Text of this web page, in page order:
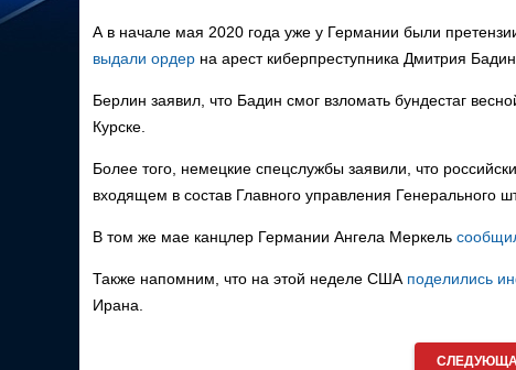
А в начале мая 2020 года уже у Германии были
выдали ордер на арест киберпреступника Дмитрия
Берлин заявил, что Бадин смог взломать бундестаг
Курске.
Более того, немецкие спецслужбы заявили, что
входящем в состав Главного управления
В том же мае канцлер Германии Ангела Меркель
Также напомним, что на этой неделе США поделились
Ирана.